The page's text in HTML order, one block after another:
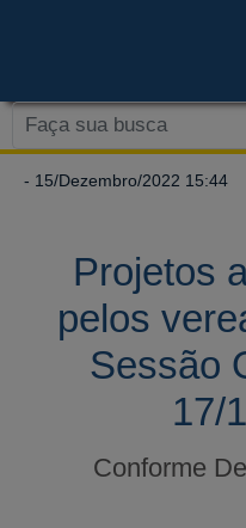
- 15/Dezembro/2022 15:44
Projetos
pelos
Sessão
17/
Conforme